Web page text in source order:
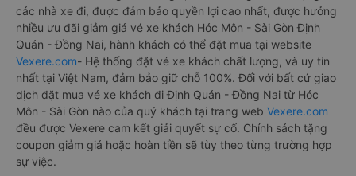
các nhà xe đi, được đảm bảo quyền lợi cao nhất, được hưởng
nhiều ưu đãi giảm giá vé xe khách Hóc Môn - Sài Gòn Định
Quán - Đồng Nai, hành khách có thể đặt mua tại website
Vexere.com- Hệ thống đặt vé xe khách chất lượng, và uy tín
nhất tại Việt Nam, đảm bảo giữ chỗ 100%. Đối với bất cứ giao
dịch đặt mua vé xe khách đi Định Quán - Đồng Nai từ Hóc
Môn - Sài Gòn nào của quý khách tại trang web Vexere.com
đều được Vexere cam kết giải quyết sự cố. Chính sách tặng
coupon giảm giá hoặc hoàn tiền sẽ tùy theo từng trường hợp
sự việc.